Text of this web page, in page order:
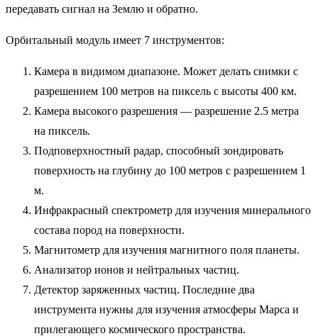
передавать сигнал на Землю и обратно.
Орбитальный модуль имеет 7 инструментов:
Камера в видимом диапазоне. Может делать снимки с
разрешением 100 метров на пиксель с высоты 400 км.
Камера высокого разрешения — разрешение 2.5 метра
на пиксель.
Подповерхностный радар, способный зондировать
поверхность на глубину до 100 метров с разрешением 1
м.
Инфракрасный спектрометр для изучения минерального
состава пород на поверхности.
Магнитометр для изучения магнитного поля планеты.
Анализатор ионов и нейтральных частиц.
Детектор заряженных частиц. Последние два
инструмента нужны для изучения атмосферы Марса и
прилегающего космического пространства.